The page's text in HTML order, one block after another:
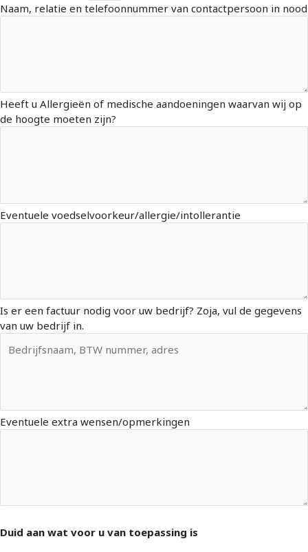
Naam, relatie en telefoonnummer van contactpersoon in nood
Heeft u Allergieën of medische aandoeningen waarvan wij op
de hoogte moeten zijn?
Eventuele voedselvoorkeur/allergie/intollerantie
Is er een factuur nodig voor uw bedrijf? Zoja, vul de gegevens
van uw bedrijf in.
Eventuele extra wensen/opmerkingen
Duid aan wat voor u van toepassing is